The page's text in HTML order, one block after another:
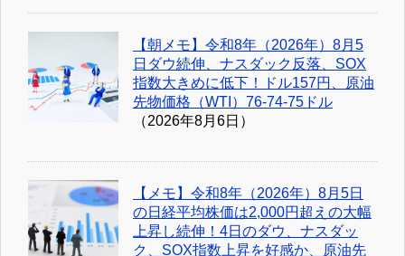
【朝メモ】令和8年（2026年）8月5
日ダウ続伸、ナスダック反落、SOX
指数大きめに低下！ドル157円、原油
先物価格（WTI）76-74-75ドル
（2026年8月6日）
【メモ】令和8年（2026年）8月5日
の日経平均株価は2,000円超えの大幅
上昇し続伸！4日のダウ、ナスダッ
ク、SOX指数上昇を好感か、原油先